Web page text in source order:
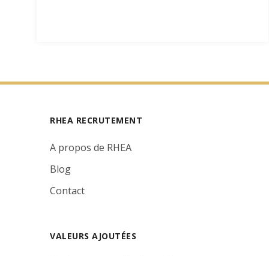
RHEA RECRUTEMENT
A propos de RHEA
Blog
Contact
VALEURS AJOUTÉES